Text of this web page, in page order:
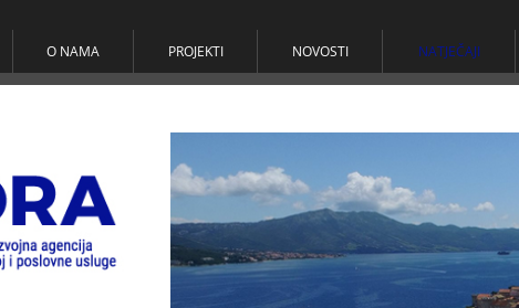
O NAMA PROJEKTI NOVOSTI NATJEČAJI